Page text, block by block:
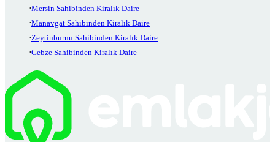
Mersin Sahibinden Kiralık Daire
Manavgat Sahibinden Kiralık Daire
Zeytinburnu Sahibinden Kiralık Daire
Gebze Sahibinden Kiralık Daire